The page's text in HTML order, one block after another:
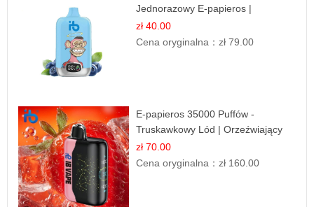
Jednorazowy E-papieros |
Jagodowy Chłód
zł 40.00
Cena oryginalna：zł 79.00
E-papieros 35000 Puffów -
Truskawkowy Lód | Orzeźwiający
Smak
zł 70.00
Cena oryginalna：zł 160.00